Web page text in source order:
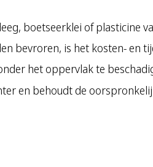
boetseerklei of plasticine
bevroren, is het kosten- en
het oppervlak te
en behoudt de